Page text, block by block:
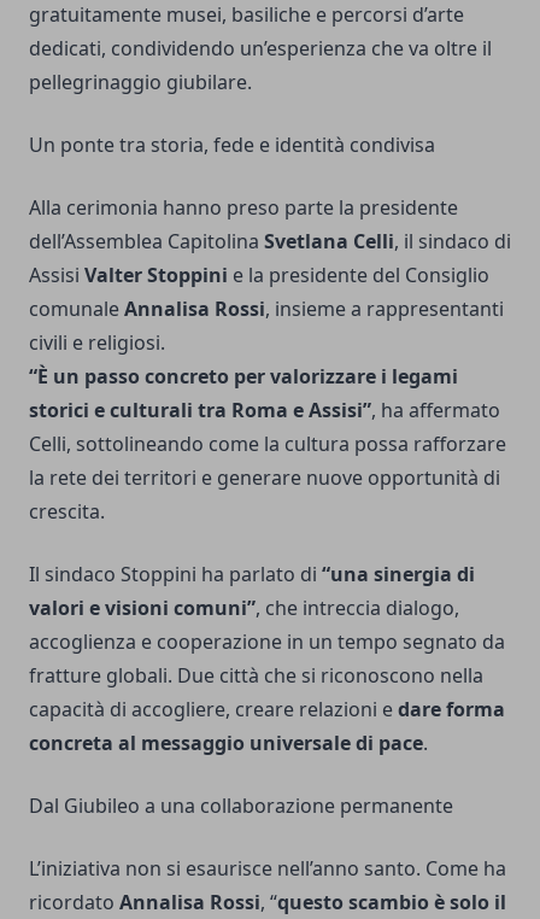
gratuitamente musei, basiliche e percorsi d’arte
dedicati, condividendo un’esperienza che va oltre il
pellegrinaggio giubilare.
Un ponte tra storia, fede e identità condivisa
Alla cerimonia hanno preso parte la presidente
dell’Assemblea Capitolina Svetlana Celli, il sindaco di
Assisi Valter Stoppini e la presidente del Consiglio
comunaleAnnalisa Rossi, insieme a rappresentanti
civili e religiosi.
“È un passo concreto per valorizzare i legami
storici e culturali tra Roma e Assisi”, ha affermato
Celli, sottolineando come la cultura possa rafforzare
la rete dei territori e generare nuove opportunità di
crescita.
Il sindaco Stoppini ha parlato di “una sinergia di
valori e visioni comuni”, che intreccia dialogo,
accoglienza e cooperazione in un tempo segnato da
fratture globali. Due città che si riconoscono nella
capacità di accogliere, creare relazioni edare forma
concreta al messaggio universale di pace.
Dal Giubileo a una collaborazione permanente
L’iniziativa non si esaurisce nell’anno santo. Come ha
ricordato Annalisa Rossi, “questo scambio è solo il